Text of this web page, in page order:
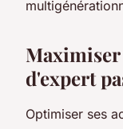
d'expert
Optimiser ses